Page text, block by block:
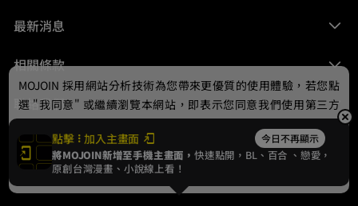
最新消息
相關條款
聯絡我們
© 2024 gamania Digital Entertainment Co., Ltd.
點擊 加入主畫面 今日不再顯示
將MOJOIN新增至手機主畫面，快速點開，BL、 百合 、戀愛，
原創台灣漫畫、小說線上看！
MOJOIN 採用網站分析技術為您帶來更優質的使用體驗，若您點
選 "我同意" 或繼續瀏覽本網站，即表示您同意我們使用第三方
Cookie，欲瞭解更多資訊請見隱私權政策。
我同意